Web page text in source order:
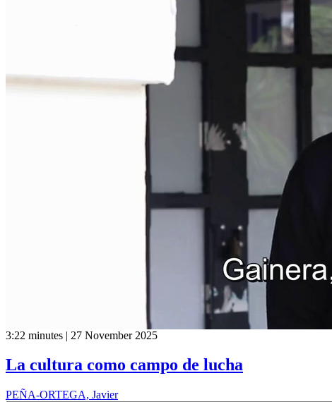
3:22 minutes | 27 November 2025
La cultura como campo de lucha
PEÑA-ORTEGA, Javier